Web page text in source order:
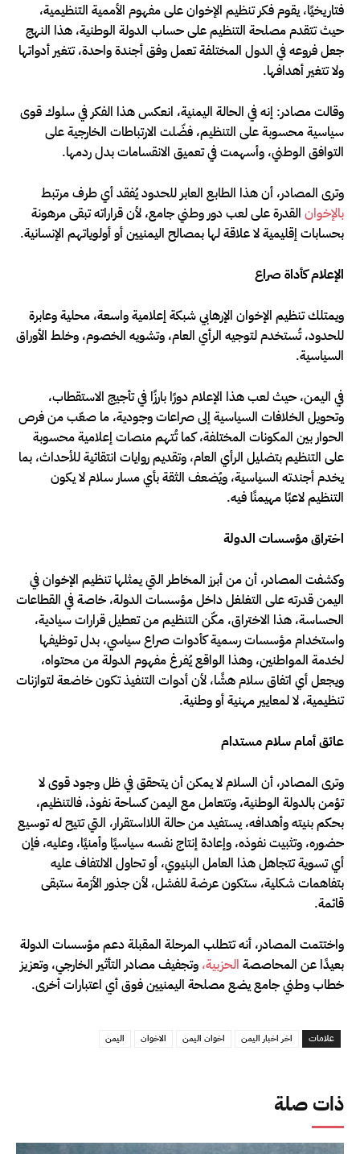
ذات صلة
فتاريخيًا، يقوم فكر تنظيم الإخوان على مفهوم الأممية التنظيمية،
حيث تتقدم مصلحة التنظيم على حساب الدولة الوطنية، هذا النهج
جعل فروعه في الدول المختلفة تعمل وفق أجندة واحدة، تتغير أدواتها
ولا تتغير أهدافها.
وقالت مصادر: إنه في الحالة اليمنية، انعكس هذا الفكر في سلوك قوى
سياسية محسوبة على التنظيم، فضّلت الارتباطات الخارجية على
التوافق الوطني، وأسهمت في تعميق الانقسامات بدل ردمها.
وترى المصادر، أن هذا الطابع العابر للحدود يُفقد أي طرف مرتبط
بالإخوان القدرة على لعب دور وطني جامع، لأن قراراته تبقى مرهونة
بحسابات إقليمية لا علاقة لها بمصالح اليمنيين أو أولوياتهم الإنسانية.
الإعلام كأداة صراع
ويمتلك تنظيم الإخوان الإرهابي شبكة إعلامية واسعة، محلية وعابرة
للحدود، تُستخدم لتوجيه الرأي العام، وتشويه الخصوم، وخلط الأوراق
السياسية.
في اليمن، حيث لعب هذا الإعلام دورًا بارزًا في تأجيج الاستقطاب،
وتحويل الخلافات السياسية إلى صراعات وجودية، ما صعّب من فرص
الحوار بين المكونات المختلفة، كما تُتهم منصات إعلامية محسوبة
على التنظيم بتضليل الرأي العام، وتقديم روايات انتقائية للأحداث، بما
يخدم أجندته السياسية، ويُضعف الثقة بأي مسار سلام لا يكون
التنظيم لاعبًا مهيمنًا فيه.
اختراق مؤسسات الدولة
وكشفت المصادر، أن من أبرز المخاطر التي يمثلها تنظيم الإخوان في
اليمن قدرته على التغلغل داخل مؤسسات الدولة، خاصة في القطاعات
الحساسة، هذا الاختراق، مكّن التنظيم من تعطيل قرارات سيادية،
واستخدام مؤسسات رسمية كأدوات صراع سياسي، بدل توظيفها
لخدمة المواطنين، وهذا الواقع يُفرغ مفهوم الدولة من محتواه،
ويجعل أي اتفاق سلام هشًا، لأن أدوات التنفيذ تكون خاضعة لتوازنات
تنظيمية، لا لمعايير مهنية أو وطنية.
عائق أمام سلام مستدام
وترى المصادر، أن السلام لا يمكن أن يتحقق في ظل وجود قوى لا
تؤمن بالدولة الوطنية، وتتعامل مع اليمن كساحة نفوذ، فالتنظيم،
بحكم بنيته وأهدافه، يستفيد من حالة اللااستقرار، التي تتيح له توسيع
حضوره، وتثبيت نفوذه، وإعادة إنتاج نفسه سياسيًا وأمنيًا، وعليه، فإن
أي تسوية تتجاهل هذا العامل البنيوي، أو تحاول الالتفاف عليه
بتفاهمات شكلية، ستكون عرضة للفشل، لأن جذور الأزمة ستبقى
قائمة.
واختتمت المصادر، أنه تتطلب المرحلة المقبلة دعم مؤسسات الدولة
بعيدًا عن المحاصصة الحزبية، وتجفيف مصادر التأثير الخارجي، وتعزيز
خطاب وطني جامع يضع مصلحة اليمنيين فوق أي اعتبارات أخرى.
علامات اخر اخبار اليمن اخوان اليمن الاخوان اليمن